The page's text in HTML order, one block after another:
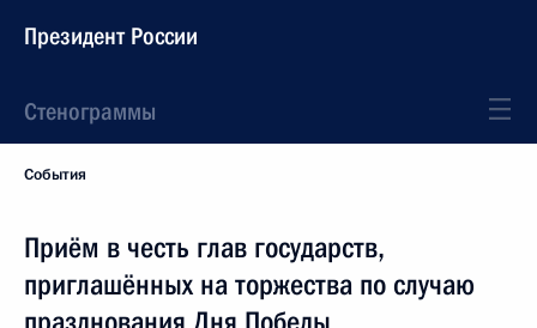
Президент России
Стенограммы
События
Приём в честь глав государств,
приглашённых на торжества по случаю